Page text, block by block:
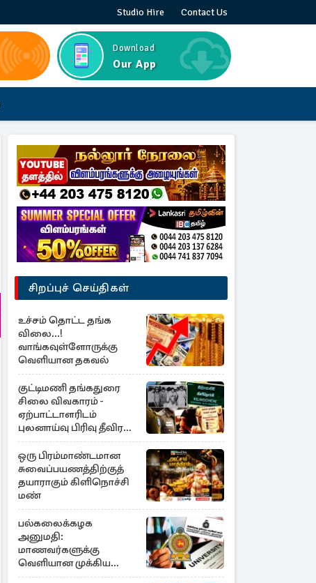
Studio Hire Contact Us
Download
Our App
சிறப்புச் செய்திகள்
உச்சம் தொட்ட தங்க
விலை...!
வாங்கவுள்ளோருக்கு
வெளியான தகவல்
குட்டிமணி தங்கதுரை
சிலை விவகாரம் -
ஏற்பாட்டாளரிடம்
புலனாய்வு பிரிவு தீவிர
விசாரணை
ஒரு பிரம்மாண்டமான
சுவைப்பயணத்திற்குத்
தயாராகும் கிளிநொச்சி
மண்
பல்கலைக்கழக
அனுமதி:
மாணவர்களுக்கு
வெளியான முக்கிய
அறிவிப்பு